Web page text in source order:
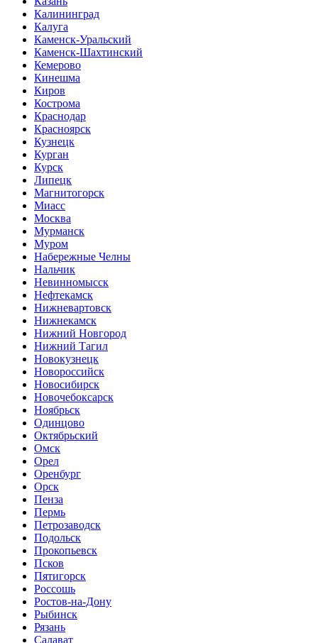
Калининград
Калуга
Каменск-Уральский
Каменск-Шахтинский
Кемерово
Кинешма
Киров
Кострома
Краснодар
Красноярск
Кузнецк
Курган
Курск
Липецк
Магнитогорск
Миасс
Москва
Мурманск
Муром
Набережные Челны
Нальчик
Невинномысск
Нефтекамск
Нижневартовск
Нижнекамск
Нижний Новгород
Нижний Тагил
Новокузнецк
Новороссийск
Новосибирск
Новочебоксарск
Ноябрьск
Одинцово
Октябрьский
Омск
Орел
Оренбург
Орск
Пенза
Пермь
Петрозаводск
Подольск
Прокопьевск
Псков
Пятигорск
Россошь
Ростов-на-Дону
Рыбинск
Рязань
Салават